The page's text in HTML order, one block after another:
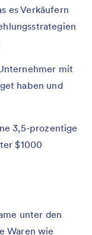
es Verkäufern
mit
haben und
3,5-prozentige
$1000
unter den
Waren wie